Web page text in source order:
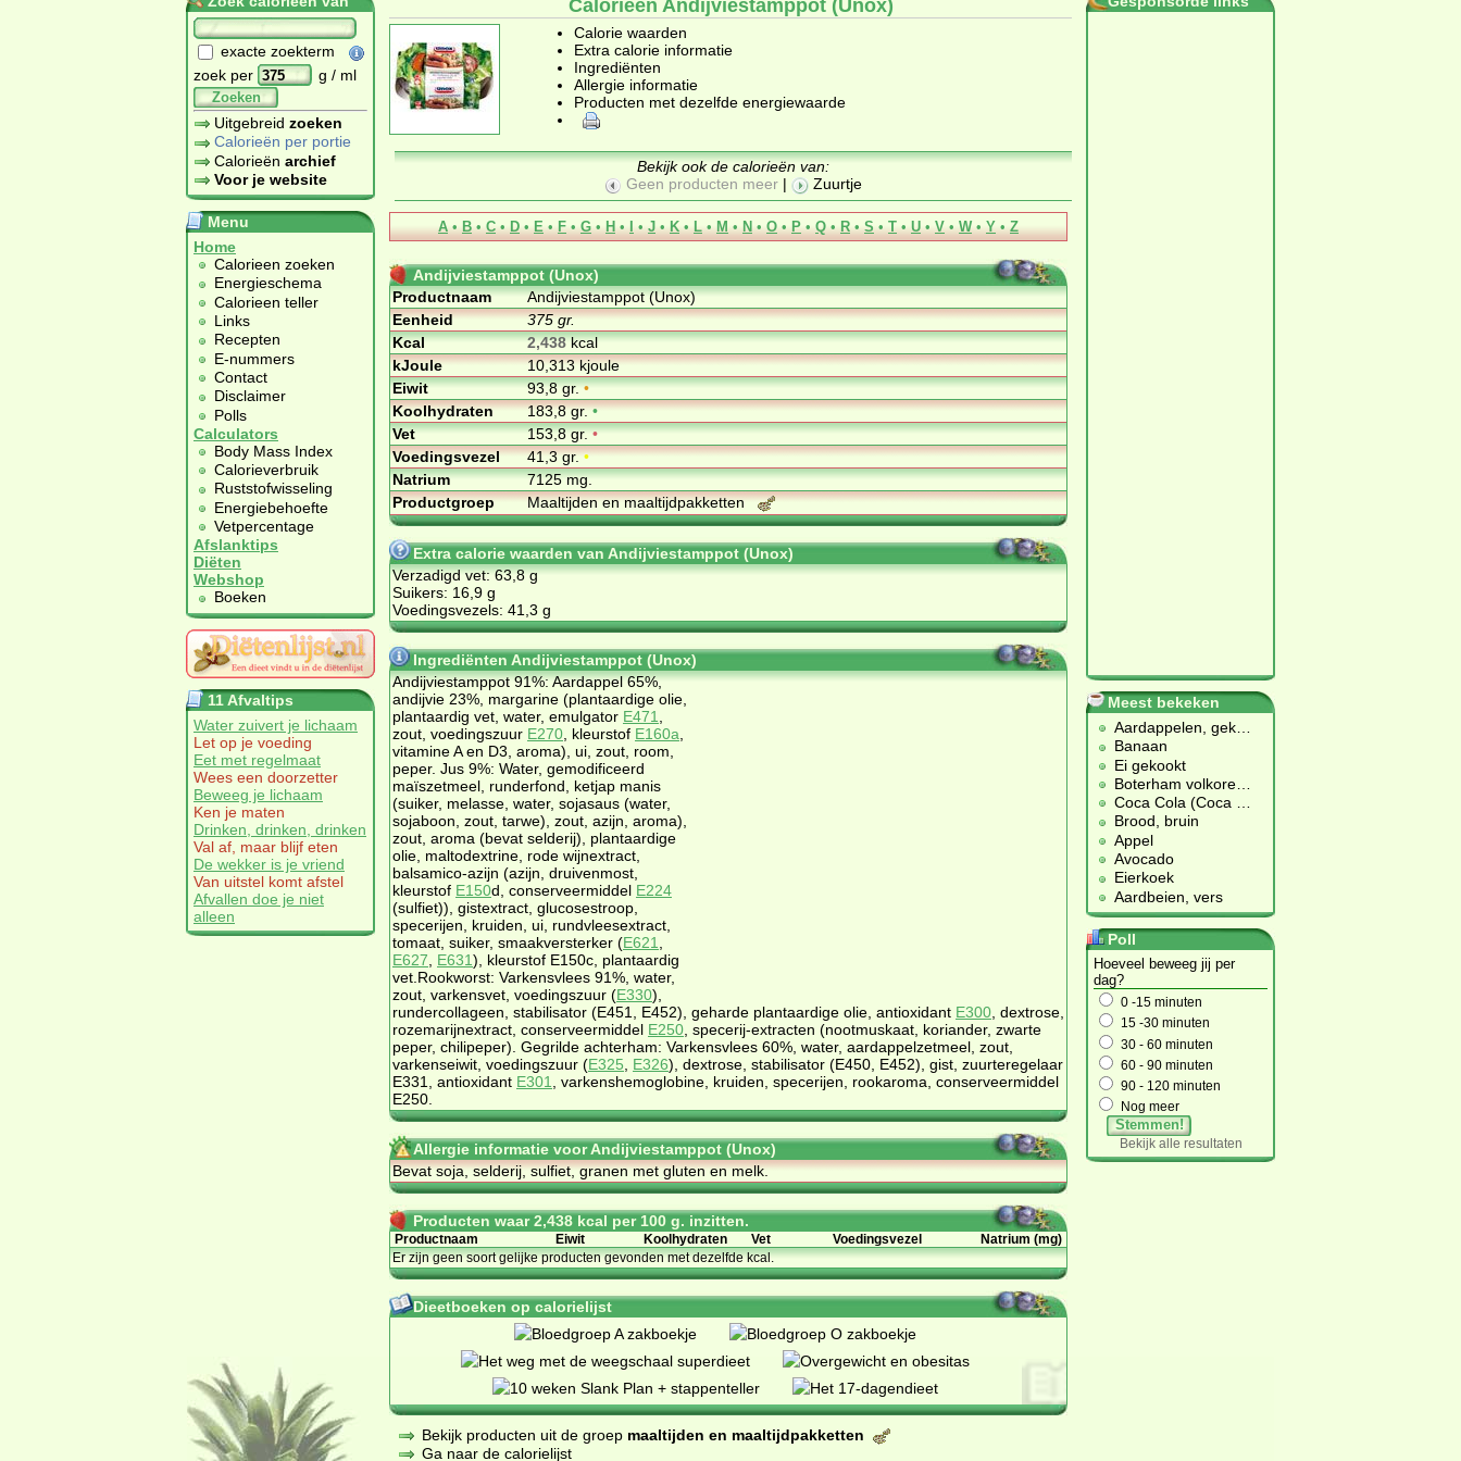
exacte zoekterm
zoek per
g / ml
Zoeken
Uitgebreid zoeken
Calorieën per portie
Calorieën archief
Voor je website
Menu
Home
Calorieen zoeken
Energieschema
Calorieen teller
Links
Recepten
E-nummers
Contact
Disclaimer
Polls
Calculators
Body Mass Index
Calorieverbruik
Ruststofwisseling
Energiebehoefte
Vetpercentage
Afslanktips
Diëten
Webshop
Boeken
11 Afvaltips
Water zuivert je lichaam
Let op je voeding
Eet met regelmaat
Wees een doorzetter
Beweeg je lichaam
Ken je maten
Drinken, drinken, drinken
Val af, maar blijf eten
De wekker is je vriend
Van uitstel komt afstel
Afvallen doe je niet
alleen
Calorieën Andijviestamppot (Unox)
Calorie waarden
Extra calorie informatie
Ingrediënten
Allergie informatie
Producten met dezelfde energiewaarde
Bekijk ook de calorieën van:
Geen producten meer | Zuurtje
A • B • C • D • E • F • G • H • I • J • K • L • M • N • O • P • Q • R • S • T • U • V • W • Y • Z
Andijviestamppot (Unox)
Productnaam
Andijviestamppot (Unox)
Eenheid
375 gr.
Kcal
2,438kcal
kJoule
10,313 kjoule
Eiwit
93,8 gr.•
Koolhydraten
183,8 gr.•
Vet
153,8 gr.•
Voedingsvezel
41,3 gr.•
Natrium
7125 mg.
Productgroep
Maaltijden en maaltijdpakketten
Extra calorie waarden van Andijviestamppot (Unox)
Verzadigd vet: 63,8 g
Suikers: 16,9 g
Voedingsvezels: 41,3 g
Ingrediënten Andijviestamppot (Unox)
Andijviestamppot 91%: Aardappel 65%,
andijvie 23%, margarine (plantaardige olie,
plantaardig vet, water, emulgator E471
zout, voedingszuur E270 , kleurstof E160a
vitamine A en D3, aroma), ui, zout, room,
peper. Jus 9%: Water, gemodificeerd
maïszetmeel, runderfond, ketjap manis
(suiker, melasse, water, sojasaus (water,
sojaboon, zout, tarwe), zout, azijn, aroma),
zout, aroma (bevat selderij), plantaardige
olie, maltodextrine, rode wijnextract,
balsamico-azijn (azijn, druivenmost,
kleurstof E150d, conserveermiddel E224
(sulfiet)), gistextract, glucosestroop,
specerijen, kruiden, ui, rundvleesextract,
tomaat, suiker, smaakversterker (E621
E627
E631), kleurstof E150c, plantaardig
vet.Rookworst: Varkensvlees 91%, water,
zout, varkensvet, voedingszuur (E330),
rundercollageen, stabilisator (E451, E452), geharde plantaardige olie, antioxidant E300 , dextrose,
rozemarijnextract, conserveermiddel E250 , specerij-extracten (nootmuskaat, koriander, zwarte
peper, chilipeper). Gegrilde achterham: Varkensvlees 60%, water, aardappelzetmeel, zout,
varkenseiwit, voedingszuur (E325 E326), dextrose, stabilisator (E450, E452), gist, zuurteregelaar
E331, antioxidant E301
, varkenshemoglobine, kruiden, specerijen, rookaroma, conserveermiddel
E250.
Allergie informatie voor Andijviestamppot (Unox)
Bevat soja, selderij, sulfiet, granen met gluten en melk.
Producten waar 2,438 kcal per 100 g. inzitten.
Productnaam Eiwit Koolhydraten Vet Voedingsvezel
Natrium (mg)
Er zijn geen soort gelijke producten gevonden met dezelfde kcal.
Dieetboeken op calorielijst
Bekijk producten uit de groep maaltijden en maaltijdpakketten
Ga naar de calorielijst
Meest bekeken
Aardappelen, gek
Banaan
Ei gekookt
Boterham volkore
Coca Cola (Coca
Brood, bruin
Appel
Avocado
Eierkoek
Aardbeien, vers
Poll
Hoeveel beweeg jij per
dag?
0 -15 minuten
15 -30 minuten
30 - 60 minuten
60 - 90 minuten
90 - 120 minuten
Nog meer
Stemmen!
Bekijk alle resultaten